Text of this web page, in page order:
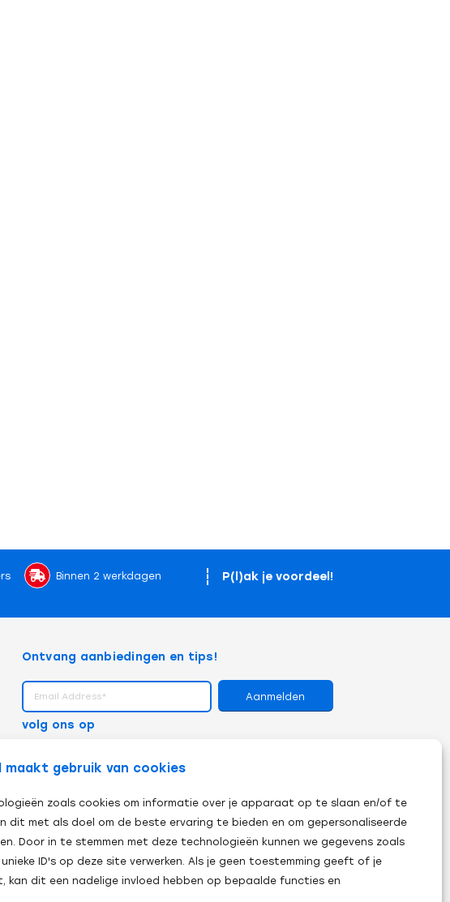
maakt gebruik van cookies
zoals cookies om informatie over je apparaat op te slaan en/of te
dit met als doel om de beste ervaring te bieden en om gepersonaliseerde
Door in te stemmen met deze technologieën kunnen we gegevens zoals
ID's op deze site verwerken. Als je geen toestemming geeft of je
kan dit een nadelige invloed hebben op bepaalde functies en
Binnen 2 werkdagen
P(l)ak je voordeel!
Ontvang aanbiedingen en tips!
volg ons op